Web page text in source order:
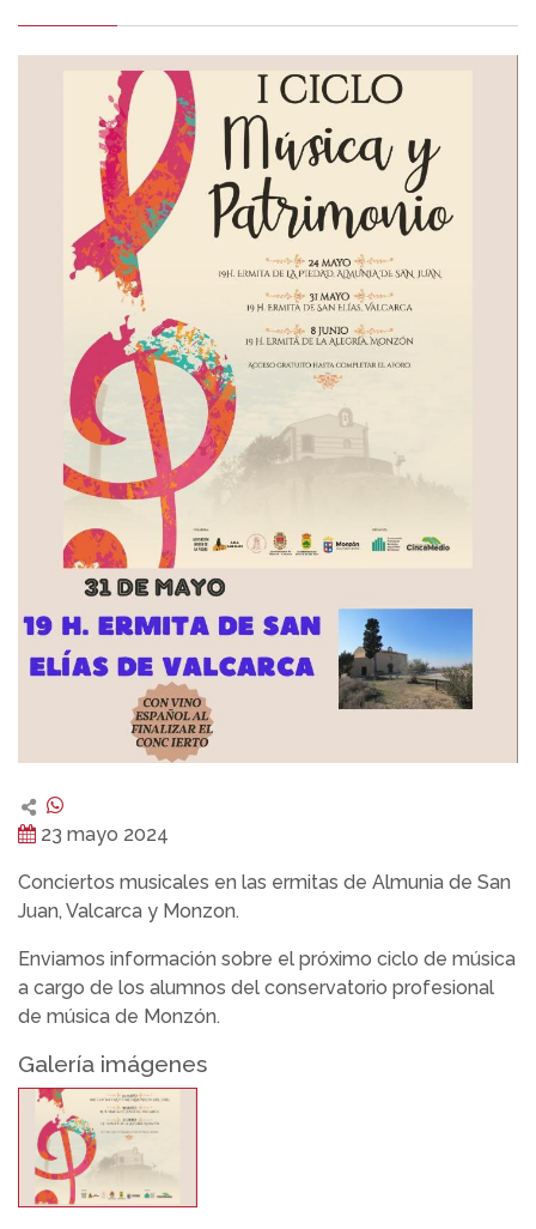
23 mayo 2024
Conciertos musicales en las ermitas de Almunia de San
Juan, Valcarca y Monzon.
Enviamos información sobre el próximo ciclo de música
a cargo de los alumnos del conservatorio profesional
de música de Monzón.
Galería imágenes